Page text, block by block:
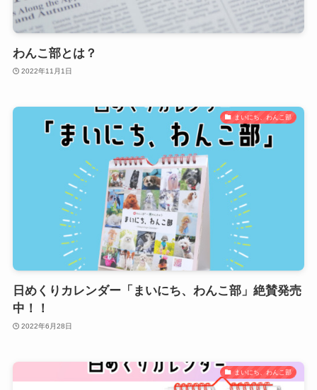
わんこ部とは？
2022年11月1日
まいにち、わんこ部
日めくりカレンダー「まいにち、わんこ部」絶賛発売
中！！
2022年6月28日
まいにち、わんこ部